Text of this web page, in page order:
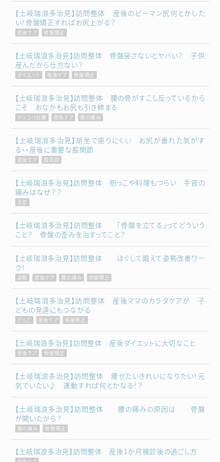
【土岐瑞浪多治見】訪問整体 産後のピーマン尻何とかした
い！骨盤矯正すればお尻上がる？
産後ケア 骨盤矯正
【土岐瑞浪多治見】訪問整体 骨盤戻さないとヤバい？ 子供
産んだから仕方ない？
ダイエット 産後ケア 骨盤矯正
【土岐瑞浪多治見】訪問整体 腰の骨がすこし反っているから
こそ おなかもお尻も引き締まる
ポッコリお腹 産後ケア 腰の痛み
【土岐瑞浪多治見】胡坐で座りにくい お尻が垂れた気がす
る・・産後に重要な股関節
産後ケア 股関節
【土岐瑞浪多治見】訪問整体 抱っこや料理もつらい 手首の
痛みはなぜ？？
手首
【土岐瑞浪多治見】訪問整体 「骨盤を立てる」ってどういう
こと？ 骨盤の歪みを治すってこと？
【土岐瑞浪多治見】訪問整体 ほぐして鍛えて姿勢改善ワー
ク！
姿勢 産後ケア 腰の痛み 骨盤矯正
【土岐瑞浪多治見】訪問整体 産後ママのカラダケアが 子
どもの発達にもつながる
だっこ 産後ケア 骨盤矯正
【土岐瑞浪多治見】訪問整体 産後ダイエットに大切なこと
産後ケア 骨盤矯正
【土岐瑞浪多治見】訪問整体 痩せたいきれいになりたい！元
気でいたい♪ 運動すれば何とかなる！？
【土岐瑞浪多治見】訪問整体 腰の痛みの原因は 骨盤
が開いたから？
腰の痛み 骨盤矯正
【土岐瑞浪多治見】訪問整体 産後1か月検診後の過ごし方